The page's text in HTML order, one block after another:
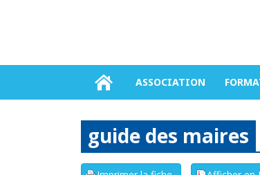
ASSOCIATION
guide des maires